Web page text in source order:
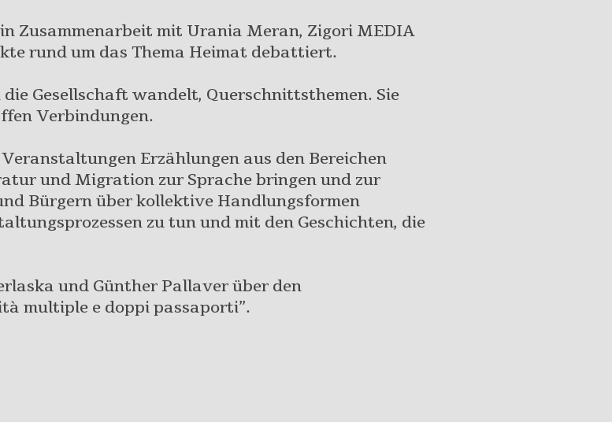
Zusammenarbeit mit Urania Meran, Zigori MEDIA
rund um das Thema Heimat debattiert.
Gesellschaft wandelt, Querschnittsthemen. Sie
Verbindungen.
Erzählungen aus den Bereichen
und Migration zur Sprache bringen und zur
Bürgern über kollektive Handlungsformen
zu tun und mit den Geschichten, die
und Günther Pallaver über den
multiple e doppi passaporti”.